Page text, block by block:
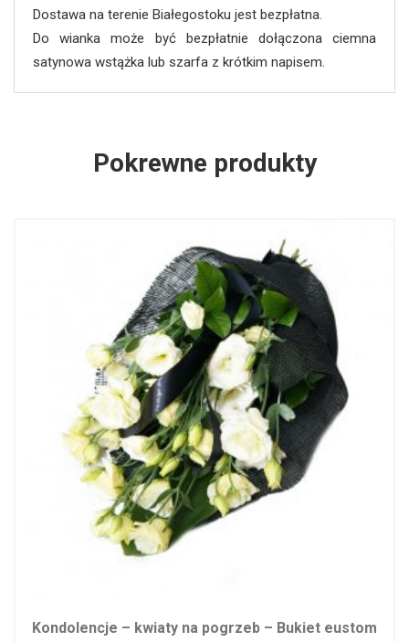
Dostawa na terenie Białegostoku jest bezpłatna.
Do wianka może być bezpłatnie dołączona ciemna
satynowa wstążka lub szarfa z krótkim napisem.
Pokrewne produkty
Kondolencje – kwiaty na pogrzeb – Bukiet eustom